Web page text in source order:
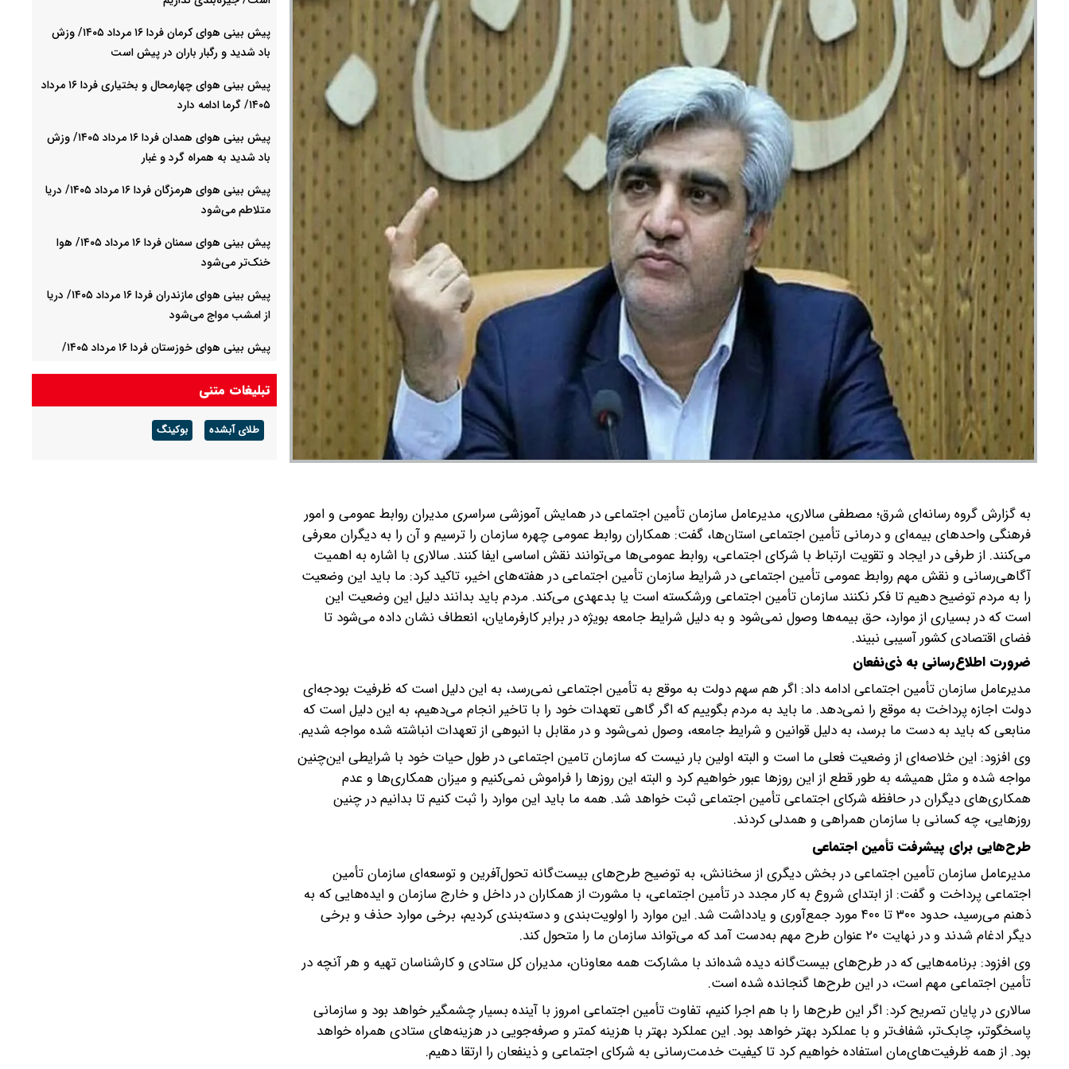
به گزارش گروه رسانه‌ای شرق؛ مصطفی سالاری، مدیرعامل سازمان تأمین اجتماعی در همایش آموزشی سراسری مدیران روابط عمومی و امور
فرهنگی واحد‌های بیمه‌ای و درمانی تأمین اجتماعی استان‌ها، گفت: همکاران روابط عمومی چهره سازمان را ترسیم و آن را به دیگران معرفی
می‌کنند. از طرفی در ایجاد و تقویت ارتباط با شرکای اجتماعی، روابط عمومی‌ها می‌توانند نقش اساسی ایفا کنند. سالاری با اشاره به اهمیت
آگاهی‌رسانی و نقش مهم روابط عمومی تأمین اجتماعی در شرایط سازمان تأمین اجتماعی در هفته‌های اخیر، تاکید کرد: ما باید این وضعیت
را به مردم توضیح دهیم تا فکر نکنند سازمان تأمین اجتماعی ورشکسته است یا بدعهدی می‌کند. مردم باید بدانند دلیل این وضعیت این
است که در بسیاری از موارد، حق بیمه‌ها وصول نمی‌شود و به دلیل شرایط جامعه بویژه در برابر کارفرمایان، انعطاف نشان داده می‌شود تا
فضای اقتصادی کشور آسیبی نبیند.
ضرورت اطلاع‌رسانی به ذی‌نفعان
مدیرعامل سازمان تأمین اجتماعی ادامه داد: اگر هم سهم دولت به موقع به تأمین اجتماعی نمی‌رسد، به این دلیل است که ظرفیت بودجه‌ای
دولت اجازه پرداخت به موقع را نمی‌دهد. ما باید به مردم بگوییم که اگر گاهی تعهدات خود را با تاخیر انجام می‌دهیم، به این دلیل است که
منابعی که باید به دست ما برسد، به دلیل قوانین و شرایط جامعه، وصول نمی‌شود و در مقابل با انبوهی از تعهدات انباشته شده مواجه شدیم.
وی افزود: این خلاصه‌ای از وضعیت فعلی ما است و البته اولین بار نیست که سازمان تامین اجتماعی در طول حیات خود با شرایطی این‌چنین
مواجه شده و مثل همیشه به طور قطع از این روز‌ها عبور خواهیم کرد و البته این روز‌ها را فراموش نمی‌کنیم و میزان همکاری‌ها و عدم
همکاری‌های دیگران در حافظه شرکای اجتماعی تأمین اجتماعی ثبت خواهد شد. همه ما باید این موارد را ثبت کنیم تا بدانیم در چنین
روزهایی، چه کسانی با سازمان همراهی و همدلی کردند.
طرح‌هایی برای پیشرفت تأمین اجتماعی
مدیرعامل سازمان تأمین اجتماعی در بخش دیگری از سخنانش، به توضیح طرح‌های بیست‌گانه تحول‌آفرین و توسعه‌ای سازمان تأمین
اجتماعی پرداخت و گفت: از ابتدای شروع به کار مجدد در تأمین اجتماعی، با مشورت از همکاران در داخل و خارج سازمان و ایده‌هایی که به
ذهنم می‌رسید، حدود ۳۰۰ تا ۴۰۰ مورد جمع‌آوری و یادداشت شد. این موارد را اولویت‌بندی و دسته‌بندی کردیم، برخی موارد حذف و برخی
دیگر ادغام شدند و در نهایت ۲۰ عنوان طرح مهم به‌دست آمد که می‌تواند سازمان ما را متحول کند.
وی افزود: برنامه‌هایی که در طرح‌های بیست‌گانه دیده شده‌اند با مشارکت همه معاونان، مدیران کل ستادی و کارشناسان تهیه و هر آنچه در
تأمین اجتماعی مهم است، در این طرح‌ها گنجانده شده است.
سالاری در پایان تصریح کرد: اگر این طرح‌ها را با هم اجرا کنیم، تفاوت تأمین اجتماعی امروز با آینده بسیار چشمگیر خواهد بود و سازمانی
پاسخگوتر، چابک‌تر، شفاف‌تر و با عملکرد بهتر خواهد بود. این عملکرد بهتر با هزینه کمتر و صرفه‌جویی در هزینه‌های ستادی همراه خواهد
بود. از همه ظرفیت‌های‌مان استفاده خواهیم کرد تا کیفیت خدمت‌رسانی به شرکای اجتماعی و ذینفعان را ارتقا دهیم.
پیش بینی هوای کرمان فردا ۱۶ مرداد ۱۴۰۵/ وزش
باد شدید و رگبار باران در پیش است
پیش بینی هوای چهارمحال و بختیاری فردا ۱۶ مرداد
۱۴۰۵/ گرما ادامه دارد
پیش بینی هوای همدان فردا ۱۶ مرداد ۱۴۰۵/ وزش
باد شدید به همراه گرد و غبار
پیش بینی هوای هرمزگان فردا ۱۶ مرداد ۱۴۰۵/ دریا
متلاطم می‌شود
پیش بینی هوای سمنان فردا ۱۶ مرداد ۱۴۰۵/ هوا
خنک‌تر می‌شود
پیش بینی هوای مازندران فردا ۱۶ مرداد ۱۴۰۵/ دریا
از امشب مواج می‌شود
پیش بینی هوای خوزستان فردا ۱۶ مرداد ۱۴۰۵/
باد و رگبار پراکنده
تبلیغات متنی
طلای آبشده بوکینگ